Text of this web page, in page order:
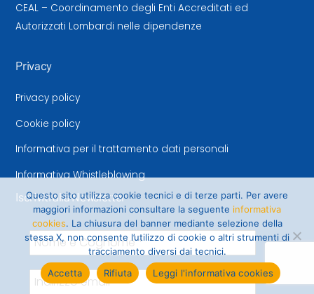
CEAL – Coordinamento degli Enti Accreditati ed
Autorizzati Lombardi nelle dipendenze
Privacy
Privacy policy
Cookie policy
Informativa per il trattamento dati personali
Informativa Whistleblowing
Iscriviti alla Newsletter
Questo sito utilizza cookie tecnici e di terze parti. Per avere
maggiori informazioni consultare la seguente informativa
cookies. La chiusura del banner mediante selezione della
stessa X, non consente l’utilizzo di cookie o altri strumenti di
tracciamento diversi dai tecnici.
Accetta
Rifiuta Leggi l'informativa cookies